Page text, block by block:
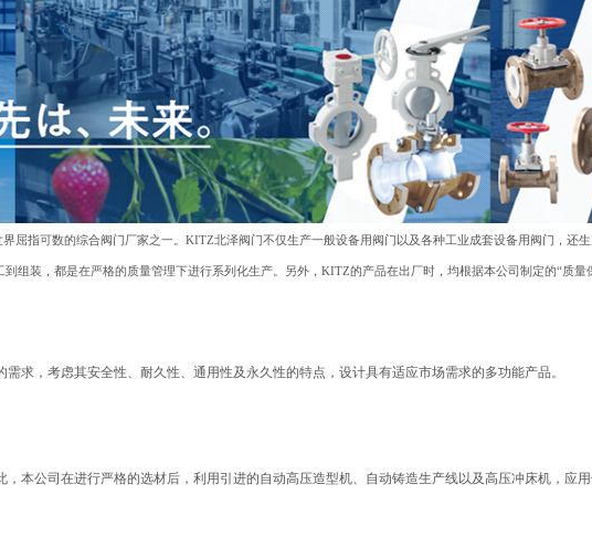
屈指可数的综合阀门厂家之一。KITZ北泽阀门不仅生产一般设备用阀门以及各种工业成套设备用阀门，还生
组装，都是在严格的质量管理下进行系列化生产。另外，KITZ的产品在出厂时，均根据本公司制定的“质
求，考虑其安全性、耐久性、通用性及永久性的特点，设计具有适应市场需求的多功能产品。
本公司在进行严格的选材后，利用引进的自动高压造型机、自动铸造生产线以及高压冲床机，应